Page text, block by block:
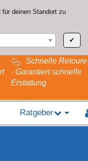
deinen Standort zu
✔
Schnelle Retoure
- Garantiert schnelle
Erstattung
Ratgeber